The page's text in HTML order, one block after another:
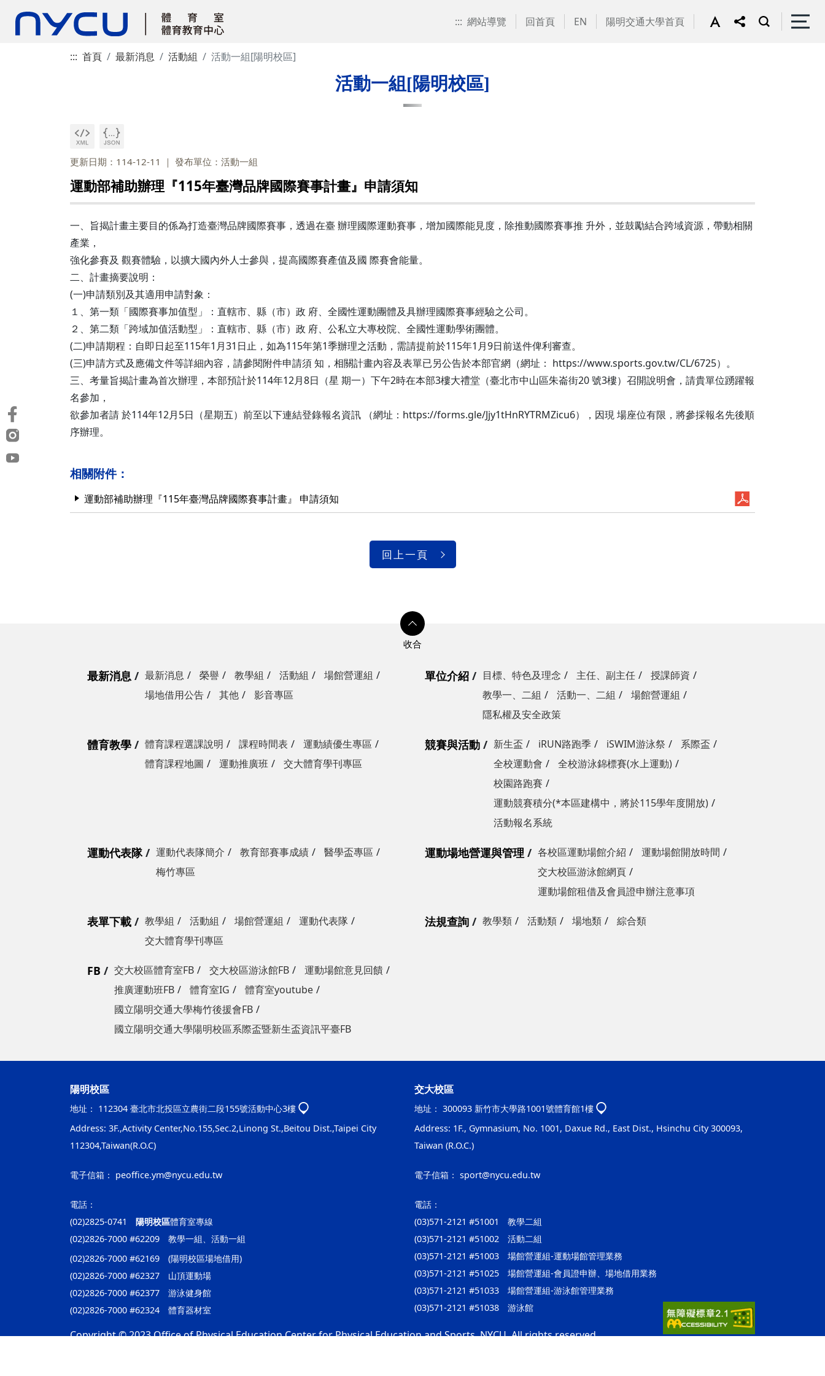
::: 網站導覽 回首頁 EN 陽明交通大學首頁
::: 首頁 最新消息 活動組 活動一組[陽明校區]
活動一組[陽明校區]
更新日期：114-12-11 發布單位：活動一組
運動部補助辦理『115年臺灣品牌國際賽事計畫』申請須知
一、旨揭計畫主要目的係為打造臺灣品牌國際賽事，透過在臺 辦理國際運動賽事，增加國際能見度，除推動國際賽事推 升外，並鼓勵結合跨域資源，帶動相關
產業，
強化參賽及 觀賽體驗，以擴大國內外人士參與，提高國際賽產值及國 際賽會能量。
二、計畫摘要說明：
(一)申請類別及其適用申請對象：
１、第一類「國際賽事加值型」：直轄市、縣（市）政 府、全國性運動團體及具辦理國際賽事經驗之公司。
２、第二類「跨域加值活動型」：直轄市、縣（市）政 府、公私立大專校院、全國性運動學術團體。
(二)申請期程：自即日起至115年1月31日止，如為115年第1季辦理之活動，需請提前於115年1月9日前送件俾利審查。
(三)申請方式及應備文件等詳細內容，請參閱附件申請須 知，相關計畫內容及表單已另公告於本部官網（網址： https://www.sports.gov.tw/CL/6725）。
三、考量旨揭計畫為首次辦理，本部預計於114年12月8日（星 期一）下午2時在本部3樓大禮堂（臺北市中山區朱崙街20 號3樓）召開說明會，請貴單位踴躍報
名參加，
欲參加者請 於114年12月5日（星期五）前至以下連結登錄報名資訊 （網址：https://forms.gle/Jjy1tHnRYTRMZicu6），因現 場座位有限，將參採報名先後順
序辦理。
相關附件：
運動部補助辦理『115年臺灣品牌國際賽事計畫』 申請須知
回上一頁
最新消息 最新消息 榮譽 教學組 活動組
場館營運組
場地借用公告
其他 影音專區
單位介紹 目標、特色及理念 主任、副主任
授課師資
教學一、二組
活動一、二組
場館營運組
隱私權及安全政策
體育教學 體育課程選課說明 課程時間表
運動績優生專區
體育課程地圖
運動推廣班 交大體育學刊專區
競賽與活動 新生盃 iRUN路跑季 iSWIM游泳祭
系際盃
全校運動會
全校游泳錦標賽(水上運動)
校園路跑賽
運動競賽積分(*本區建構中，將於115學年度開放)
活動報名系統
運動代表隊 運動代表隊簡介 教育部賽事成績
醫學盃專區
梅竹專區
運動場地營運與管理 各校區運動場館介紹
運動場館開放時間
交大校區游泳館網頁
運動場館租借及會員證申辦注意事項
表單下載 教學組 活動組 場館營運組
運動代表隊
交大體育學刊專區
法規查詢 教學類 活動類 場地類 綜合類
FB 交大校區體育室FB 交大校區游泳館FB
運動場館意見回饋
推廣運動班FB
體育室IG
體育室youtube
國立陽明交通大學梅竹後援會FB
國立陽明交通大學陽明校區系際盃暨新生盃資訊平臺FB
陽明校區
地址： 112304 臺北市北投區立農街二段155號活動中心3樓
Address: 3F.,Activity Center,No.155,Sec.2,Linong St.,Beitou Dist.,Taipei City
112304,Taiwan(R.O.C)
電子信箱： peoffice.ym@nycu.edu.tw
電話：
(02)2825-0741 陽明校區體育室專線
(02)2826-7000 #62209 教學一組、活動一組
(02)2826-7000 #62169 (陽明校區場地借用)
(02)2826-7000 #62327 山頂運動場
(02)2826-7000 #62377 游泳健身館
(02)2826-7000 #62324 體育器材室
交大校區
地址： 300093 新竹市大學路1001號體育館1樓
Address: 1F., Gymnasium, No. 1001, Daxue Rd., East Dist., Hsinchu City 300093,
Taiwan (R.O.C.)
電子信箱： sport@nycu.edu.tw
電話：
(03)571-2121 #51001 教學二組
(03)571-2121 #51002 活動二組
(03)571-2121 #51003 場館營運組-運動場館管理業務
(03)571-2121 #51025 場館營運組-會員證申辦、場地借用業務
(03)571-2121 #51033 場館營運組-游泳館管理業務
(03)571-2121 #51038 游泳館
Copyright © 2023 Office of Physical Education Center for Physical Education and Sports, NYCU. All rights reserved.